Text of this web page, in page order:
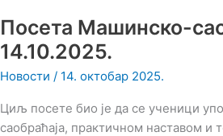
Посета Машинско-
14.10.2025.
Новости / 14. октобар 2025.
Циљ посете био је да се ученици
саобраћаја, практичном наставом